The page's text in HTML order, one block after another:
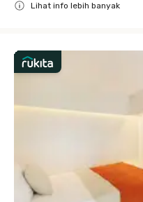
Lihat info lebih banyak